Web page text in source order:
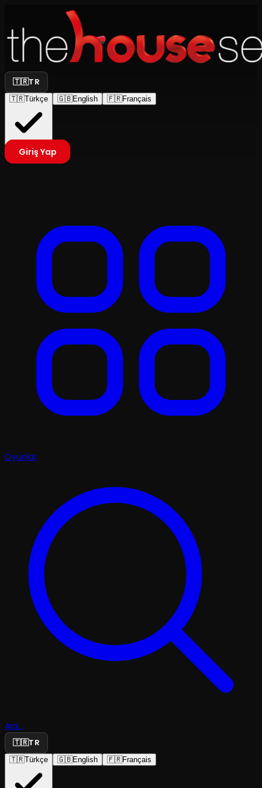
🇹🇷TR
🇹🇷Türkçe 🇬🇧English 🇫🇷Français
Giriş Yap
Oyunlar
Ara...
🇹🇷TR
🇹🇷Türkçe 🇬🇧English 🇫🇷Français